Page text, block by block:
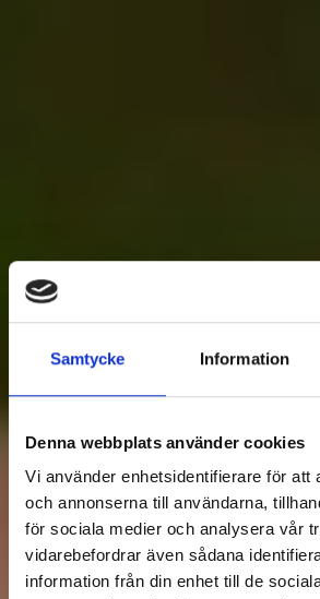
Samtycke Information
Denna webbplats använder cookies
Vi använder enhetsidentifierare för att
och annonserna till användarna,
för sociala medier och analysera vår
vidarebefordrar även sådana
information från din enhet till de